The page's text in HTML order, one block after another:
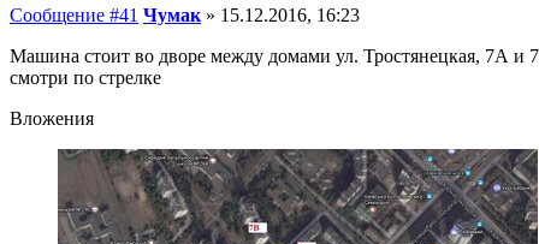
Сообщение #41 Чумак » 15.12.2016, 16:23
Машина стоит во дворе между домами ул. Тростянецкая, 7А и
смотри по стрелке
Вложения